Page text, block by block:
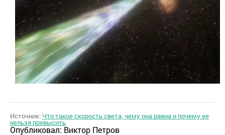
Источник: Что такое скорость света, чему она равна и почему ее
нельзя превысить
Опубликовал: Виктор Петров